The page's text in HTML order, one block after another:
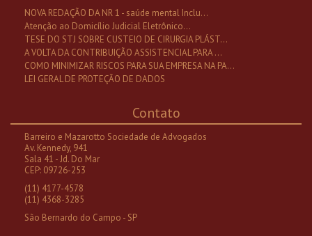
NOVA REDAÇÃO DA NR 1 - saúde mental Inclu...
Atenção ao Domicílio Judicial Eletrônico...
TESE DO STJ SOBRE CUSTEIO DE CIRURGIA PLÁST...
A VOLTA DA CONTRIBUIÇÃO ASSISTENCIAL PARA ...
COMO MINIMIZAR RISCOS PARA SUA EMPRESA NA PA...
LEI GERAL DE PROTEÇÃO DE DADOS
Contato
Barreiro e Mazarotto Sociedade de Advogados
Av. Kennedy, 941
Sala 41 - Jd. Do Mar
CEP: 09726-253
(11) 4177-4578
(11) 4368-3285
São Bernardo do Campo - SP